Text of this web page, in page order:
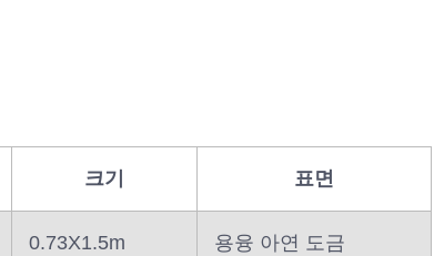
크기 표면
0.73X1.5m 용융 아연 도금